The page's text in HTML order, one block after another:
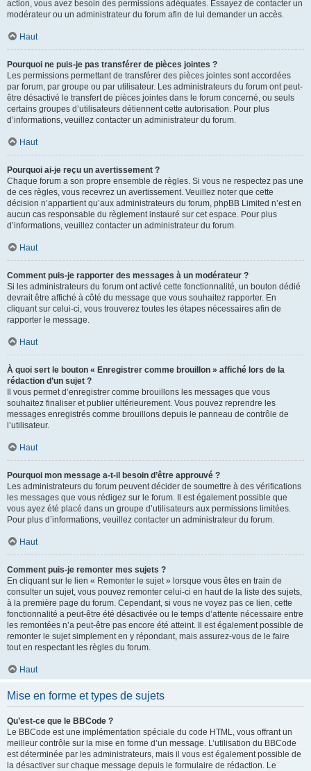
action, vous avez besoin des permissions adéquates. Essayez de contacter un
modérateur ou un administrateur du forum afin de lui demander un accès.
Haut
Pourquoi ne puis-je pas transférer de pièces jointes ?
Les permissions permettant de transférer des pièces jointes sont accordées
par forum, par groupe ou par utilisateur. Les administrateurs du forum ont peut-
être désactivé le transfert de pièces jointes dans le forum concerné, ou seuls
certains groupes d’utilisateurs détiennent cette autorisation. Pour plus
d’informations, veuillez contacter un administrateur du forum.
Haut
Pourquoi ai-je reçu un avertissement ?
Chaque forum a son propre ensemble de règles. Si vous ne respectez pas une
de ces règles, vous recevrez un avertissement. Veuillez noter que cette
décision n’appartient qu’aux administrateurs du forum, phpBB Limited n’est en
aucun cas responsable du règlement instauré sur cet espace. Pour plus
d’informations, veuillez contacter un administrateur du forum.
Haut
Comment puis-je rapporter des messages à un modérateur ?
Si les administrateurs du forum ont activé cette fonctionnalité, un bouton dédié
devrait être affiché à côté du message que vous souhaitez rapporter. En
cliquant sur celui-ci, vous trouverez toutes les étapes nécessaires afin de
rapporter le message.
Haut
À quoi sert le bouton « Enregistrer comme brouillon » affiché lors de la
rédaction d’un sujet ?
Il vous permet d’enregistrer comme brouillons les messages que vous
souhaitez finaliser et publier ultérieurement. Vous pouvez reprendre les
messages enregistrés comme brouillons depuis le panneau de contrôle de
l’utilisateur.
Haut
Pourquoi mon message a-t-il besoin d’être approuvé ?
Les administrateurs du forum peuvent décider de soumettre à des vérifications
les messages que vous rédigez sur le forum. Il est également possible que
vous ayez été placé dans un groupe d’utilisateurs aux permissions limitées.
Pour plus d’informations, veuillez contacter un administrateur du forum.
Haut
Comment puis-je remonter mes sujets ?
En cliquant sur le lien « Remonter le sujet » lorsque vous êtes en train de
consulter un sujet, vous pouvez remonter celui-ci en haut de la liste des sujets,
à la première page du forum. Cependant, si vous ne voyez pas ce lien, cette
fonctionnalité a peut-être été désactivée ou le temps d’attente nécessaire entre
les remontées n’a peut-être pas encore été atteint. Il est également possible de
remonter le sujet simplement en y répondant, mais assurez-vous de le faire
tout en respectant les règles du forum.
Haut
Mise en forme et types de sujets
Qu’est-ce que le BBCode ?
Le BBCode est une implémentation spéciale du code HTML, vous offrant un
meilleur contrôle sur la mise en forme d’un message. L’utilisation du BBCode
est déterminée par les administrateurs, mais il vous est également possible de
la désactiver sur chaque message depuis le formulaire de rédaction. Le